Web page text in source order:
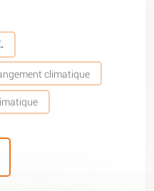
climatique